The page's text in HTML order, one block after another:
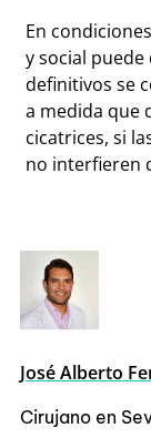
En
y social
definitivos se
a medida que
cicatrices, si
no interfieren
José Alberto
Cirujano en